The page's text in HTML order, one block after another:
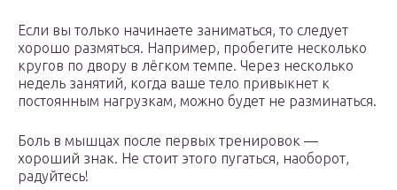
Если вы только начинаете заниматься, то следует
хорошо размяться. Например, пробегите несколько
кругов по двору в лёгком темпе. Через несколько
недель занятий, когда ваше тело привыкнет к
постоянным нагрузкам, можно будет не разминаться.
Боль в мышцах после первых тренировок —
хороший знак. Не стоит этого пугаться, наоборот,
радуйтесь!